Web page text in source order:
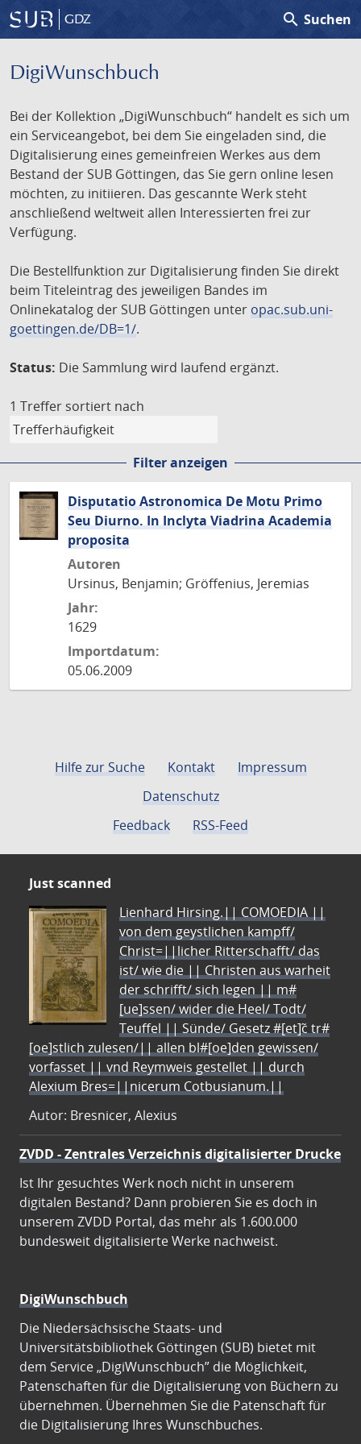
GDZ search Suchen
DigiWunschbuch
Bei der Kollektion „DigiWunschbuch“ handelt es sich um
ein Serviceangebot, bei dem Sie eingeladen sind, die
Digitalisierung eines gemeinfreien Werkes aus dem
Bestand der SUB Göttingen, das Sie gern online lesen
möchten, zu initiieren. Das gescannte Werk steht
anschließend weltweit allen Interessierten frei zur
Verfügung.
Die Bestellfunktion zur Digitalisierung finden Sie direkt
beim Titeleintrag des jeweiligen Bandes im
Onlinekatalog der SUB Göttingen unter opac.sub.uni-
goettingen.de/DB=1/.
Status: Die Sammlung wird laufend ergänzt.
1 Treffer sortiert nach
Filter anzeigen
Disputatio Astronomica De Motu Primo
Seu Diurno. In Inclyta Viadrina Academia
proposita
Autoren
Ursinus, Benjamin; Gröffenius, Jeremias
Jahr:
1629
Importdatum:
05.06.2009
Hilfe zur Suche Kontakt
Impressum
Datenschutz
Feedback
RSS-Feed
Just scanned
Lienhard Hirsing.|| COMOEDIA ||
von dem geystlichen kampff/
Christ=||licher Ritterschafft/ das
ist/ wie die || Christen aus warheit
der schrifft/ sich legen || m#
[ue]ssen/ wider die Heel/ Todt/
Teuffel || Sünde/ Gesetz #[et]c̃ tr#
[oe]stlich zulesen/|| allen bl#[oe]den gewissen/
vorfasset || vnd Reymweis gestellet || durch
Alexium Bres=||nicerum Cotbusianum.||
Autor: Bresnicer, Alexius
ZVDD - Zentrales Verzeichnis digitalisierter Drucke
Ist Ihr gesuchtes Werk noch nicht in unserem
digitalen Bestand? Dann probieren Sie es doch in
unserem ZVDD Portal, das mehr als 1.600.000
bundesweit digitalisierte Werke nachweist.
DigiWunschbuch
Die Niedersächsische Staats- und
Universitätsbibliothek Göttingen (SUB) bietet mit
dem Service „DigiWunschbuch” die Möglichkeit,
Patenschaften für die Digitalisierung von Büchern zu
übernehmen. Übernehmen Sie die Patenschaft für
die Digitalisierung Ihres Wunschbuches.